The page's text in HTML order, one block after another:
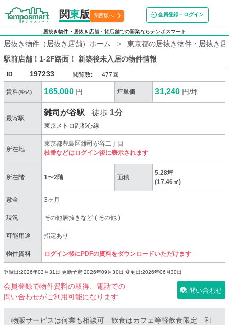
関東版 関西版へ 会員登録・ログイン
居抜き物件・居抜き店舗・貸店舗での開業ならテンポスマート
居抜き物件（居抜き店舗）ホーム
東京都の居抜き物件・居抜き
駅前店舗！1-2F路面！ 新築後未入居の物件情報
ID 197233 閲覧数: 477回
賃料(税込) 165,000 円 坪単価 31,240 円/坪
最寄駅
雑司が谷駅 徒歩 1分
東京メトロ副都心線
所在地
東京都豊島区雑司が谷二丁目
枝番などはログイン後に表示されます
所在階 1〜2階 面積
5.28坪
(17.46㎡)
敷金 3ヶ月
現況 その他居抜きなど( その他)
可能用途 指定あり
物件資料 ログイン後にPDFの資料をダウンロードいただけます
登録日:2026年03月31日 更新予定:2026年09月30日 変更日:2026年06月30日
会員登録で物件資料の取得、電話での
問い合わせがご利用可能になります
問い合わせ
物販サービスは何業も相談可 飲食はカフェ等軽飲食限定 和